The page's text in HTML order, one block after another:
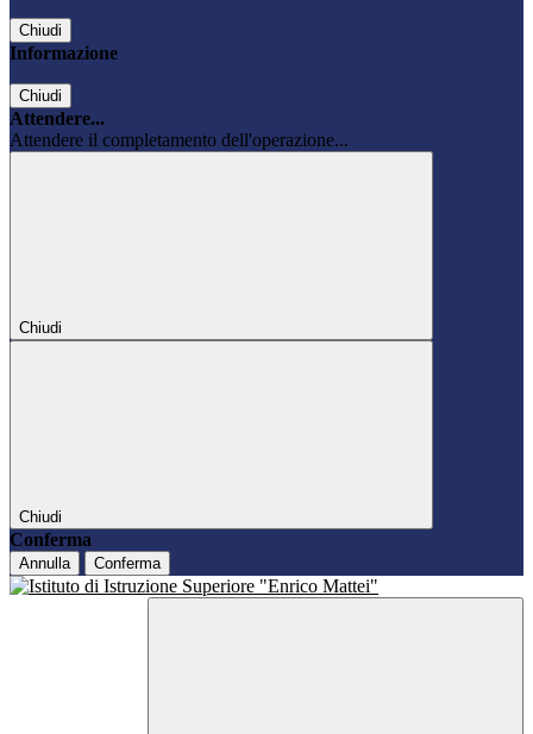
Chiudi
Informazione
Chiudi
Attendere...
Attendere il completamento dell'operazione...
Chiudi
Chiudi
Conferma
Annulla Conferma